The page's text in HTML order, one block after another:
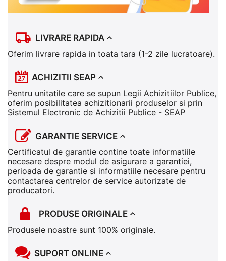
LIVRARE RAPIDA
Oferim livrare rapida in toata tara (1-2 zile lucratoare).
ACHIZITII SEAP
Pentru unitatile care se supun Legii Achizitiilor Publice,
oferim posibilitatea achizitionarii produselor si prin
Sistemul Electronic de Achizitii Publice - SEAP
GARANTIE SERVICE
Certificatul de garantie contine toate informatiile
necesare despre modul de asigurare a garantiei,
perioada de garantie si informatiile necesare pentru
contactarea centrelor de service autorizate de
producatori.
PRODUSE ORIGINALE
Produsele noastre sunt 100% originale.
SUPORT ONLINE